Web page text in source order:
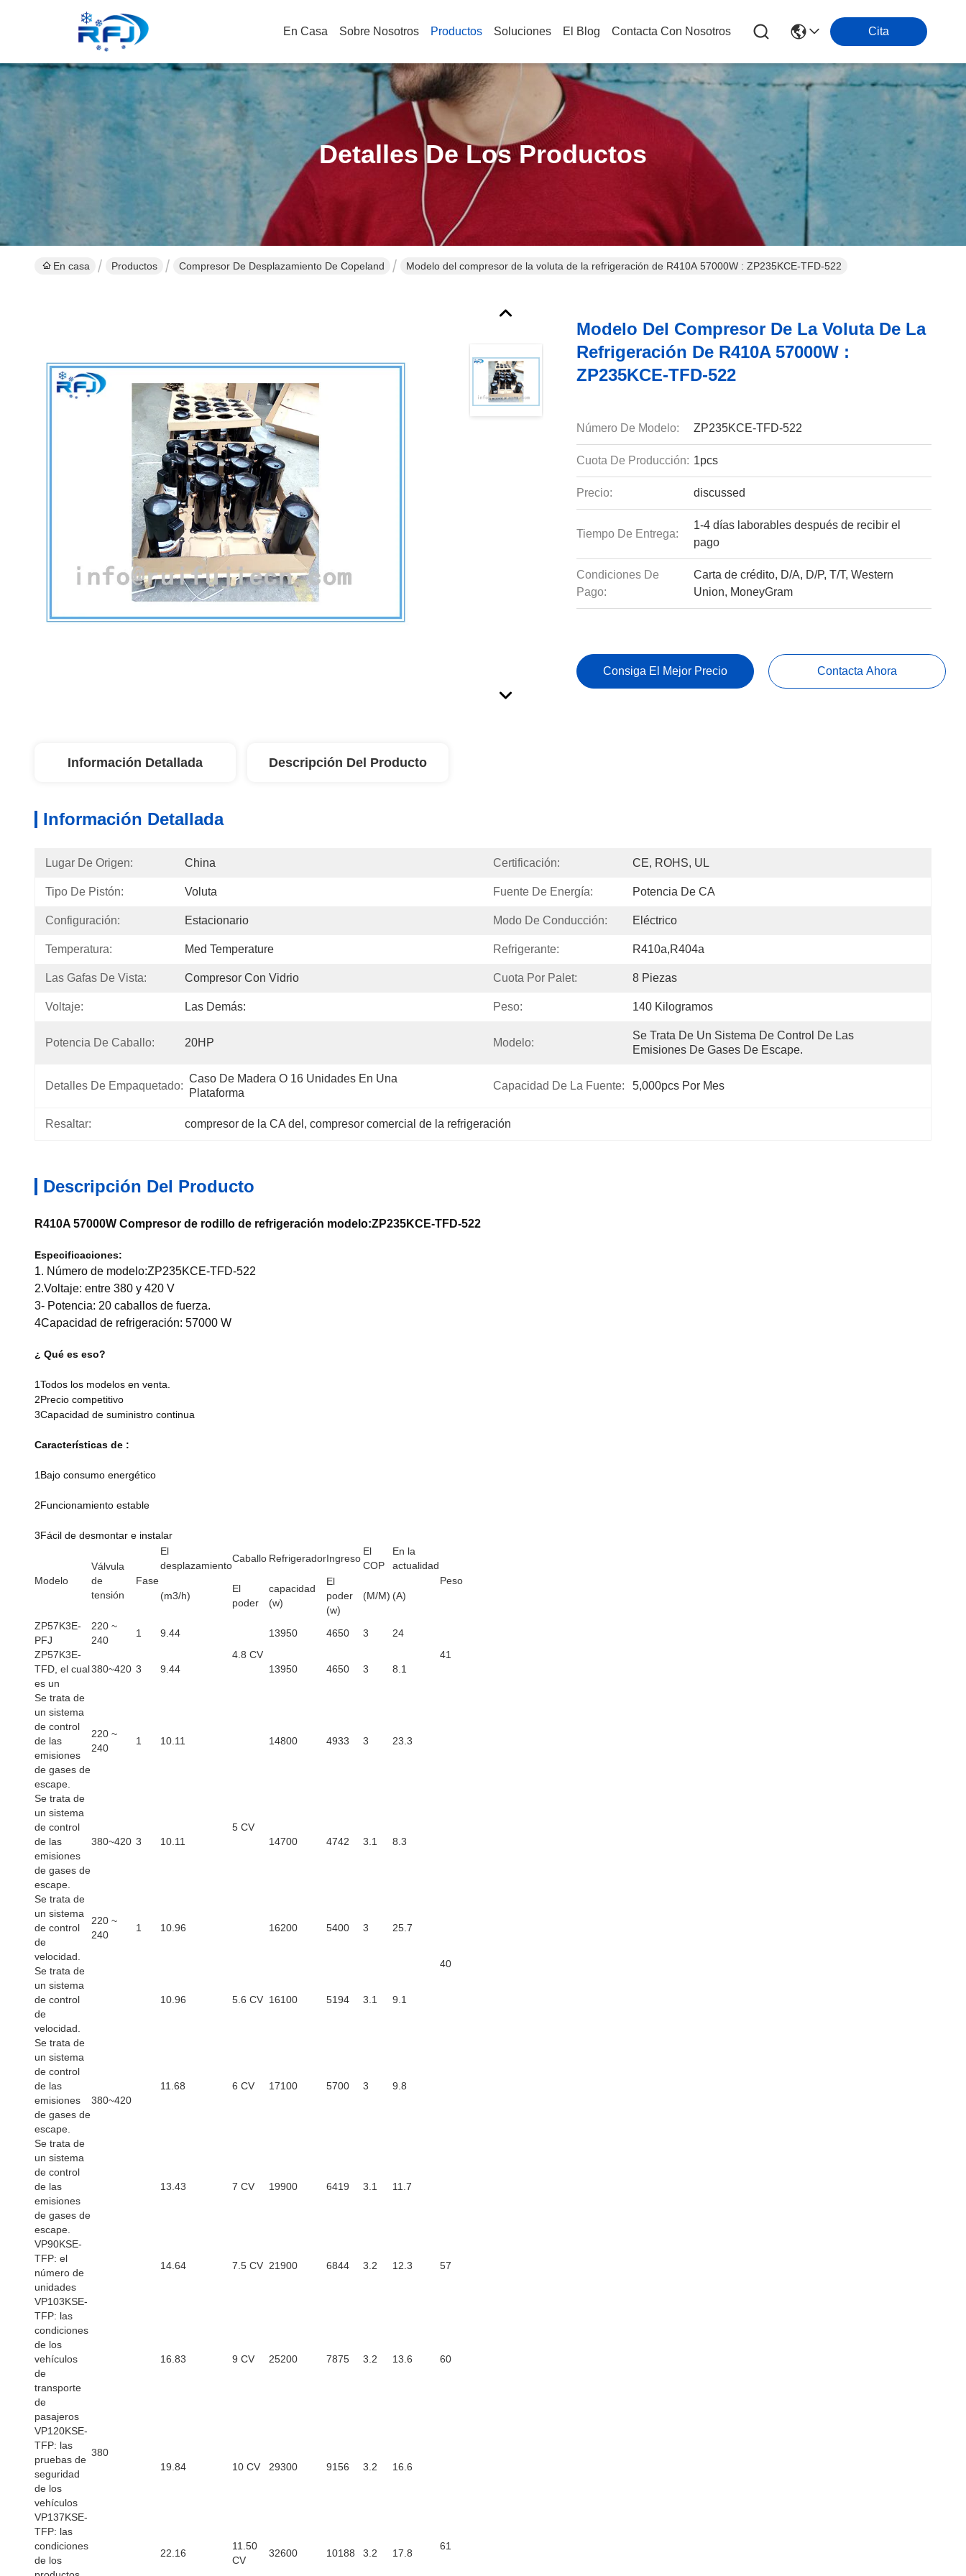
En Casa Sobre Nosotros Productos Soluciones El Blog Contacta Con Nosotros Cita
Detalles De Los Productos
En casa Productos Compresor De Desplazamiento De Copeland Modelo del compresor de la voluta de la refrigeración de R410A 57000W : ZP235KCE-TFD-522
Modelo Del Compresor De La Voluta De La
Refrigeración De R410A 57000W :
ZP235KCE-TFD-522
Número De Modelo: ZP235KCE-TFD-522
Cuota De Producción: 1pcs
Precio: discussed
Tiempo De Entrega:
1-4 días laborables después de recibir el
pago
Condiciones De
Pago:
Carta de crédito, D/A, D/P, T/T, Western
Union, MoneyGram
Consiga El Mejor Precio Contacta Ahora
Información Detallada Descripción Del Producto
Información Detallada
Lugar De Origen: China Certificación: CE, ROHS, UL
Tipo De Pistón: Voluta Fuente De Energía: Potencia De CA
Configuración: Estacionario Modo De Conducción: Eléctrico
Temperatura: Med Temperature Refrigerante: R410a,R404a
Las Gafas De Vista: Compresor Con Vidrio Cuota Por Palet: 8 Piezas
Voltaje: Las Demás: Peso: 140 Kilogramos
Potencia De Caballo: 20HP Modelo:
Se Trata De Un Sistema De Control De Las
Emisiones De Gases De Escape.
Detalles De Empaquetado:
Caso De Madera O 16 Unidades En Una
Plataforma
Capacidad De La Fuente: 5,000pcs Por Mes
Resaltar: compresor de la CA del , compresor comercial de la refrigeración
Descripción Del Producto
R410A 57000W Compresor de rodillo de refrigeración modelo:ZP235KCE-TFD-522
Especificaciones:
1. Número de modelo:ZP235KCE-TFD-522
2.Voltaje: entre 380 y 420 V
3- Potencia: 20 caballos de fuerza.
4Capacidad de refrigeración: 57000 W
¿ Qué es eso?
1Todos los modelos en venta.
2Precio competitivo
3Capacidad de suministro continua
Características de :
1Bajo consumo energético
2Funcionamiento estable
3Fácil de desmontar e instalar
Modelo
Válvula
de
tensión
Fase
El
desplazamiento
Caballo RefrigeradorIngreso
El
COP
En la
actualidad
Peso
(m3/h)
El
poder
capacidad
(w)
El
poder
(w)
(M/M) (A)
ZP57K3E-
PFJ
220 ~
240
1
9.44
4.8 CV
13950 4650 3
24
41
ZP57K3E-
TFD, el cual
es un
380~420 3 9.44 13950 4650 3 8.1
Se trata de
un sistema
de control
de las
emisiones
de gases de
escape.
220 ~
240
1 10.11
5 CV
14800 4933 3 23.3
40
Se trata de
un sistema
de control
de las
emisiones
de gases de
escape.
380~420 3 10.11 14700 4742 3.1 8.3
Se trata de
un sistema
de control
de
velocidad.
220 ~
240
1 10.96 16200 5400 3 25.7
Se trata de
un sistema
de control
de
velocidad.
380~420
10.96 5.6 CV 16100 5194 3.1 9.1
Se trata de
un sistema
de control
de las
emisiones
de gases de
escape.
11.68 6 CV 17100 5700 3 9.8
Se trata de
un sistema
de control
de las
emisiones
de gases de
escape.
13.43 7 CV 19900 6419 3.1 11.7
VP90KSE-
TFP: el
número de
unidades
380
14.64 7.5 CV 21900 6844 3.2 12.3 57
VP103KSE-
TFP: las
condiciones
de los
vehículos
de
transporte
de
pasajeros
16.83 9 CV 25200 7875 3.2 13.6 60
VP120KSE-
TFP: las
pruebas de
seguridad
de los
vehículos
19.84 10 CV 29300 9156 3.2 16.6
61
VP137KSE-
TFP: las
condiciones
de los
22.16
11.50
CV
32600 10188 3.2 17.8